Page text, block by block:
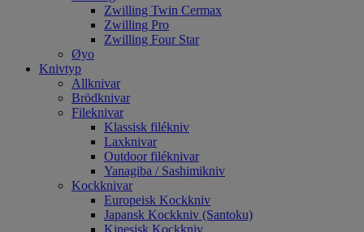
Zwilling Twin Cermax
Zwilling Pro
Zwilling Four Star
Øyo
Knivtyp
Allknivar
Brödknivar
Fileknivar
Klassisk filékniv
Laxknivar
Outdoor filéknivar
Yanagiba / Sashimikniv
Kockknivar
Europeisk Kockkniv
Japansk Kockkniv (Santoku)
Kinesisk Kockkniv